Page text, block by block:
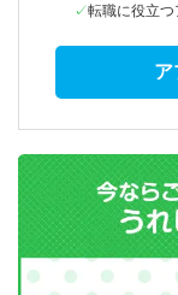
転職に役立
ア